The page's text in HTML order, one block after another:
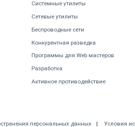
Системные утилиты
Сетевые утилиты
Беспроводные сети
Конкурентная разведка
Программы для Web мастеров
Разработка
Активное противодействие
персональных данных Условия